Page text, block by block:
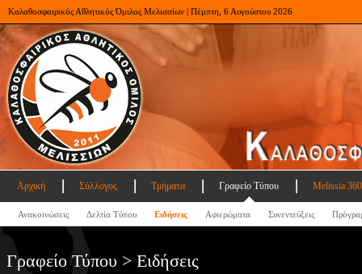
Καλαθοσφαιρικός Αθλητικός Όμιλος Μελισσίων | Πέμπτη, 6 Αυγούστου 2026
Αρχική Σύλλογος Τμήματα Γραφείο Τύπου Melissia
Ανακοινώσεις Δελτία Τύπου Ειδήσεις Αφιερώματα Συνεντεύξεις
Γραφείο Τύπου > Ειδήσεις